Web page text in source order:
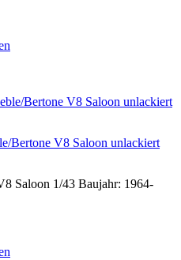
Bertone V8 Saloon unlackiert
Saloon 1/43 Baujahr: 1964-